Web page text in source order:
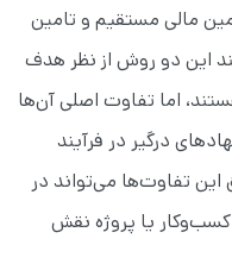
مالی مستقیم و تامین
این دو روش از نظر هدف
اما تفاوت اصلی آن‌ها
درگیر در فرآیند
تفاوت‌ها می‌تواند در
کسب‌وکار یا پروژه نقش